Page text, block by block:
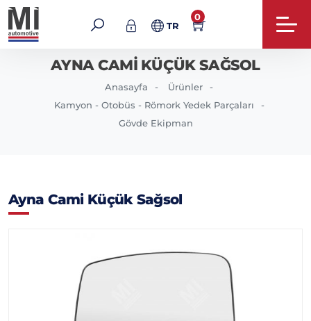
TR
0
AYNA CAMI KÜÇÜK SAĞSOL
Anasayfa
Ürünler
Kamyon - Otobüs - Römork Yedek Parçaları
Gövde Ekipman
Ayna Cami Küçük Sağsol